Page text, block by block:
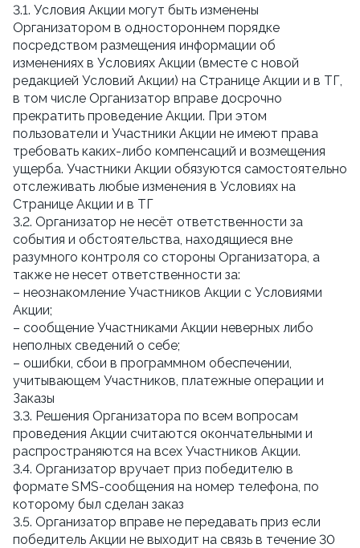
3.1. Условия Акции могут быть изменены
Организатором в одностороннем порядке
посредством размещения информации об
изменениях в Условиях Акции (вместе с новой
редакцией Условий Акции) на Странице Акции и в ТГ,
в том числе Организатор вправе досрочно
прекратить проведение Акции. При этом
пользователи и Участники Акции не имеют права
требовать каких-либо компенсаций и возмещения
ущерба. Участники Акции обязуются самостоятельно
отслеживать любые изменения в Условиях на
Странице Акции и в ТГ
3.2. Организатор не несёт ответственности за
события и обстоятельства, находящиеся вне
разумного контроля со стороны Организатора, а
также не несет ответственности за:
– неознакомление Участников Акции с Условиями
Акции;
– сообщение Участниками Акции неверных либо
неполных сведений о себе;
– ошибки, сбои в программном обеспечении,
учитывающем Участников, платежные операции и
Заказы
3.3. Решения Организатора по всем вопросам
проведения Акции считаются окончательными и
распространяются на всех Участников Акции.
3.4. Организатор вручает приз победителю в
формате SMS-сообщения на номер телефона, по
которому был сделан заказ
3.5. Организатор вправе не передавать приз если
победитель Акции не выходит на связь в течение 30